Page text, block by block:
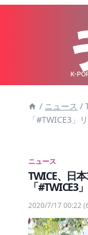
K-
/ ニュース /
「#TWICE3」
ニュース
TWICE、日
「#TWICE3
2020/7/17 00:22